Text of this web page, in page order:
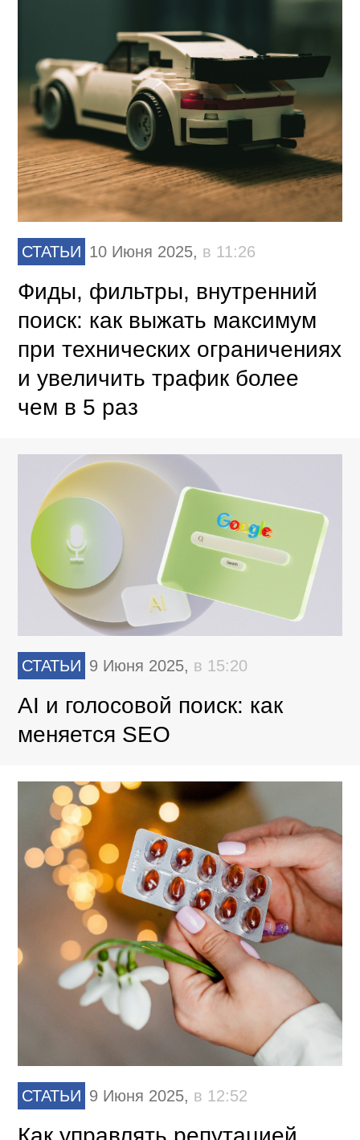
СТАТЬИ 10 Июня 2025, в 11:26
Фиды, фильтры, внутренний
поиск: как выжать максимум
при технических ограничениях
и увеличить трафик более
чем в 5 раз
СТАТЬИ 9 Июня 2025, в 15:20
AI и голосовой поиск: как
меняется SEO
СТАТЬИ 9 Июня 2025, в 12:52